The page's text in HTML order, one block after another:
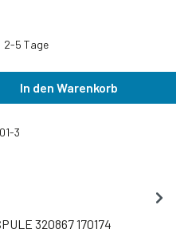
2-5 Tage
den gewünschten Wert
In den Warenkorb
3
320867 170174